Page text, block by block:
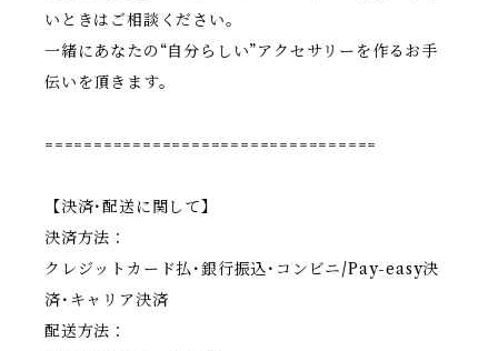
いときはご相談ください。
一緒にあなたの“自分らしい”アクセサリーを作るお手
伝いを頂きます。
==================================
【決済･配送に関して】
決済方法：
クレジットカード払･銀行振込･コンビニ/Pay-easy決
済･キャリア決済
配送方法：